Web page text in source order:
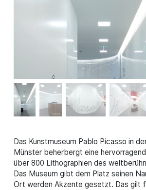
Das Kunstmuseum Pablo Picasso in
Münster beherbergt eine
über 800 Lithographien des
Das Museum gibt dem Platz seinen
Ort werden Akzente gesetzt. Das gilt